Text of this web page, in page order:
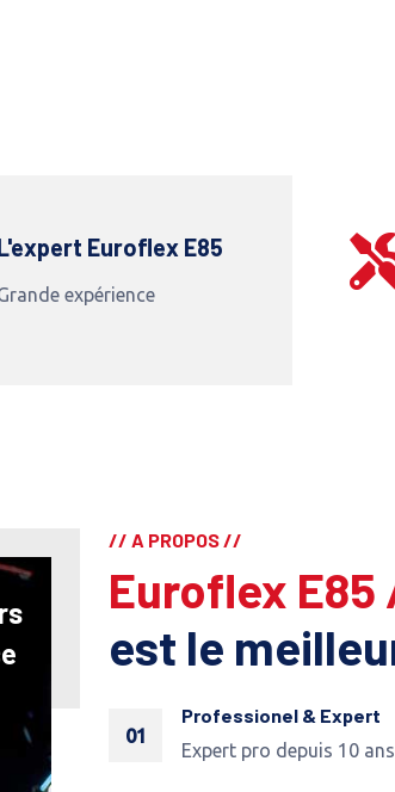
Euroflex E85
expérience
// A PROPOS //
Euroflex
est le
01
Professionel & Expert
Expert pro depuis 10 ans